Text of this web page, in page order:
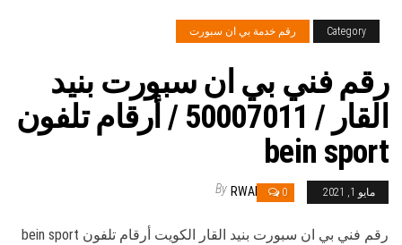
Category رقم خدمة بي ان سبورت
رقم فني بي ان سبورت بنيد
القار / 50007011 / أرقام تلفون
bein sport
مايو 1, 2021 0
By RWAN
رقم فني بي ان سبورت بنيد القار الكويت أرقام تلفون bein sport